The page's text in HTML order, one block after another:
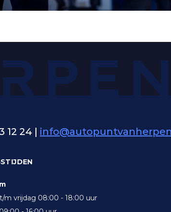
12 24 |
m vrijdag 08:00 - 18:00 uur